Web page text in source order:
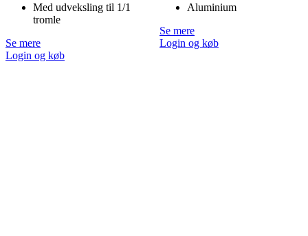
Med udveksling til 1/1
tromle
Se mere
Login og køb
Aluminium
Se mere
Login og køb